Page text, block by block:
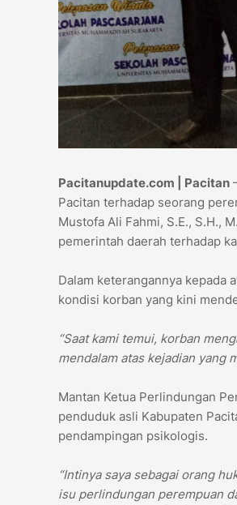
Pacitanupdate.com | Pacitan
Pacitan terhadap seorang
Mustofa Ali Fahmi, S.E., S.H.,
pemerintah daerah terhadap
Dalam keterangannya kepada
kondisi korban yang kini
“Saat kami temui, korban
mendalam atas kejadian yang
Mantan Ketua Perlindungan
penduduk asli Kabupaten
pendampingan psikologis.
“Intinya saya sebagai orang
isu perlindungan perempuan